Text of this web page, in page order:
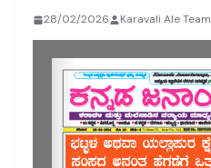
28/02/2026 Karavali Ale Team